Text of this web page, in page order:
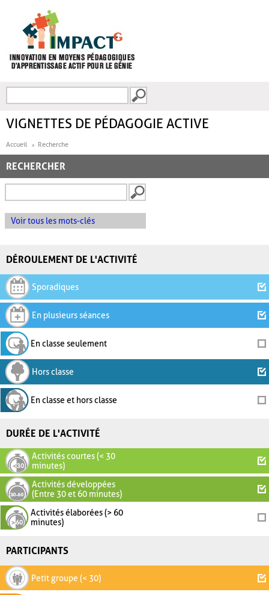
FORMULAIRE DE
VIGNETTES DE PÉDAGOGIE ACTIVE
Accueil Recherche
RECHERCHER
Voir tous les mots-clés
DÉROULEMENT DE L'ACTIVITÉ
Sporadiques
En plusieurs séances
En classe seulement
Hors classe
En classe et hors classe
DURÉE DE L'ACTIVITÉ
Activités courtes (< 30
minutes)
Activités développées
(Entre 30 et 60 minutes)
Activités élaborées (> 60
minutes)
PARTICIPANTS
Petit groupe (< 30)